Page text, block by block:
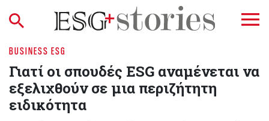
BUSINESS ESG
Γιατί οι σπουδές ESG αναμένεται να
εξελιχθούν σε μια περιζήτητη
ειδικότητα